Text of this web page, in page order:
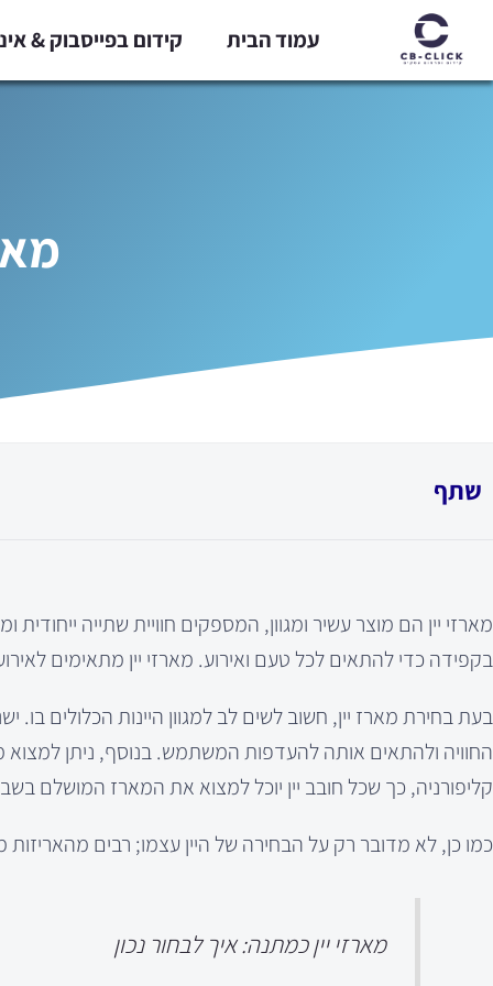
לתוכן
עמוד הבית קידום בפייסבוק &
שתף
מארזי יין הם מוצר עשיר ומגוון, המספקים חוויית שתייה
בקפידה כדי להתאים לכל טעם ואירוע. מארזי יין מתאימים
בעת בחירת מארז יין, חשוב לשים לב למגוון היינות הכלולים
החוויה ולהתאים אותה להעדפות המשתמש. בנוסף, ניתן למצוא
קליפורניה, כך שכל חובב יין יוכל למצוא את המארז המושלם
כמו כן, לא מדובר רק על הבחירה של היין עצמו; רבים מהאריזות
מארזי יין כמתנה: איך לבחור נכון